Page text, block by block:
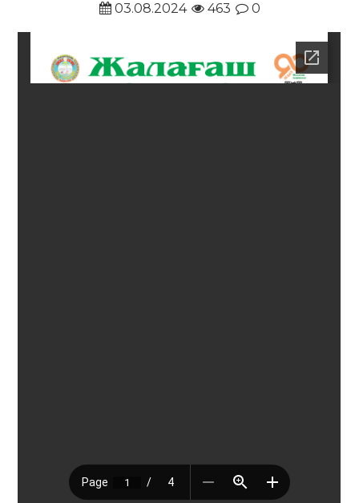
03.08.2024 463 0